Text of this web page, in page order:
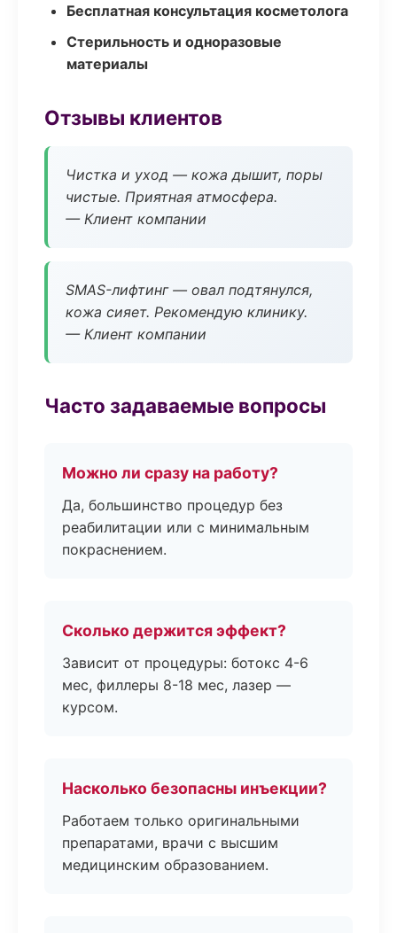
Бесплатная консультация косметолога
Стерильность и одноразовые
материалы
Отзывы клиентов
Чистка и уход — кожа дышит, поры
чистые. Приятная атмосфера.
— Клиент компании
SMAS-лифтинг — овал подтянулся,
кожа сияет. Рекомендую клинику.
— Клиент компании
Часто задаваемые вопросы
Можно ли сразу на работу?
Да, большинство процедур без
реабилитации или с минимальным
покраснением.
Сколько держится эффект?
Зависит от процедуры: ботокс 4-6
мес, филлеры 8-18 мес, лазер —
курсом.
Насколько безопасны инъекции?
Работаем только оригинальными
препаратами, врачи с высшим
медицинским образованием.